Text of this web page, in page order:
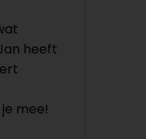
heeft
mee!